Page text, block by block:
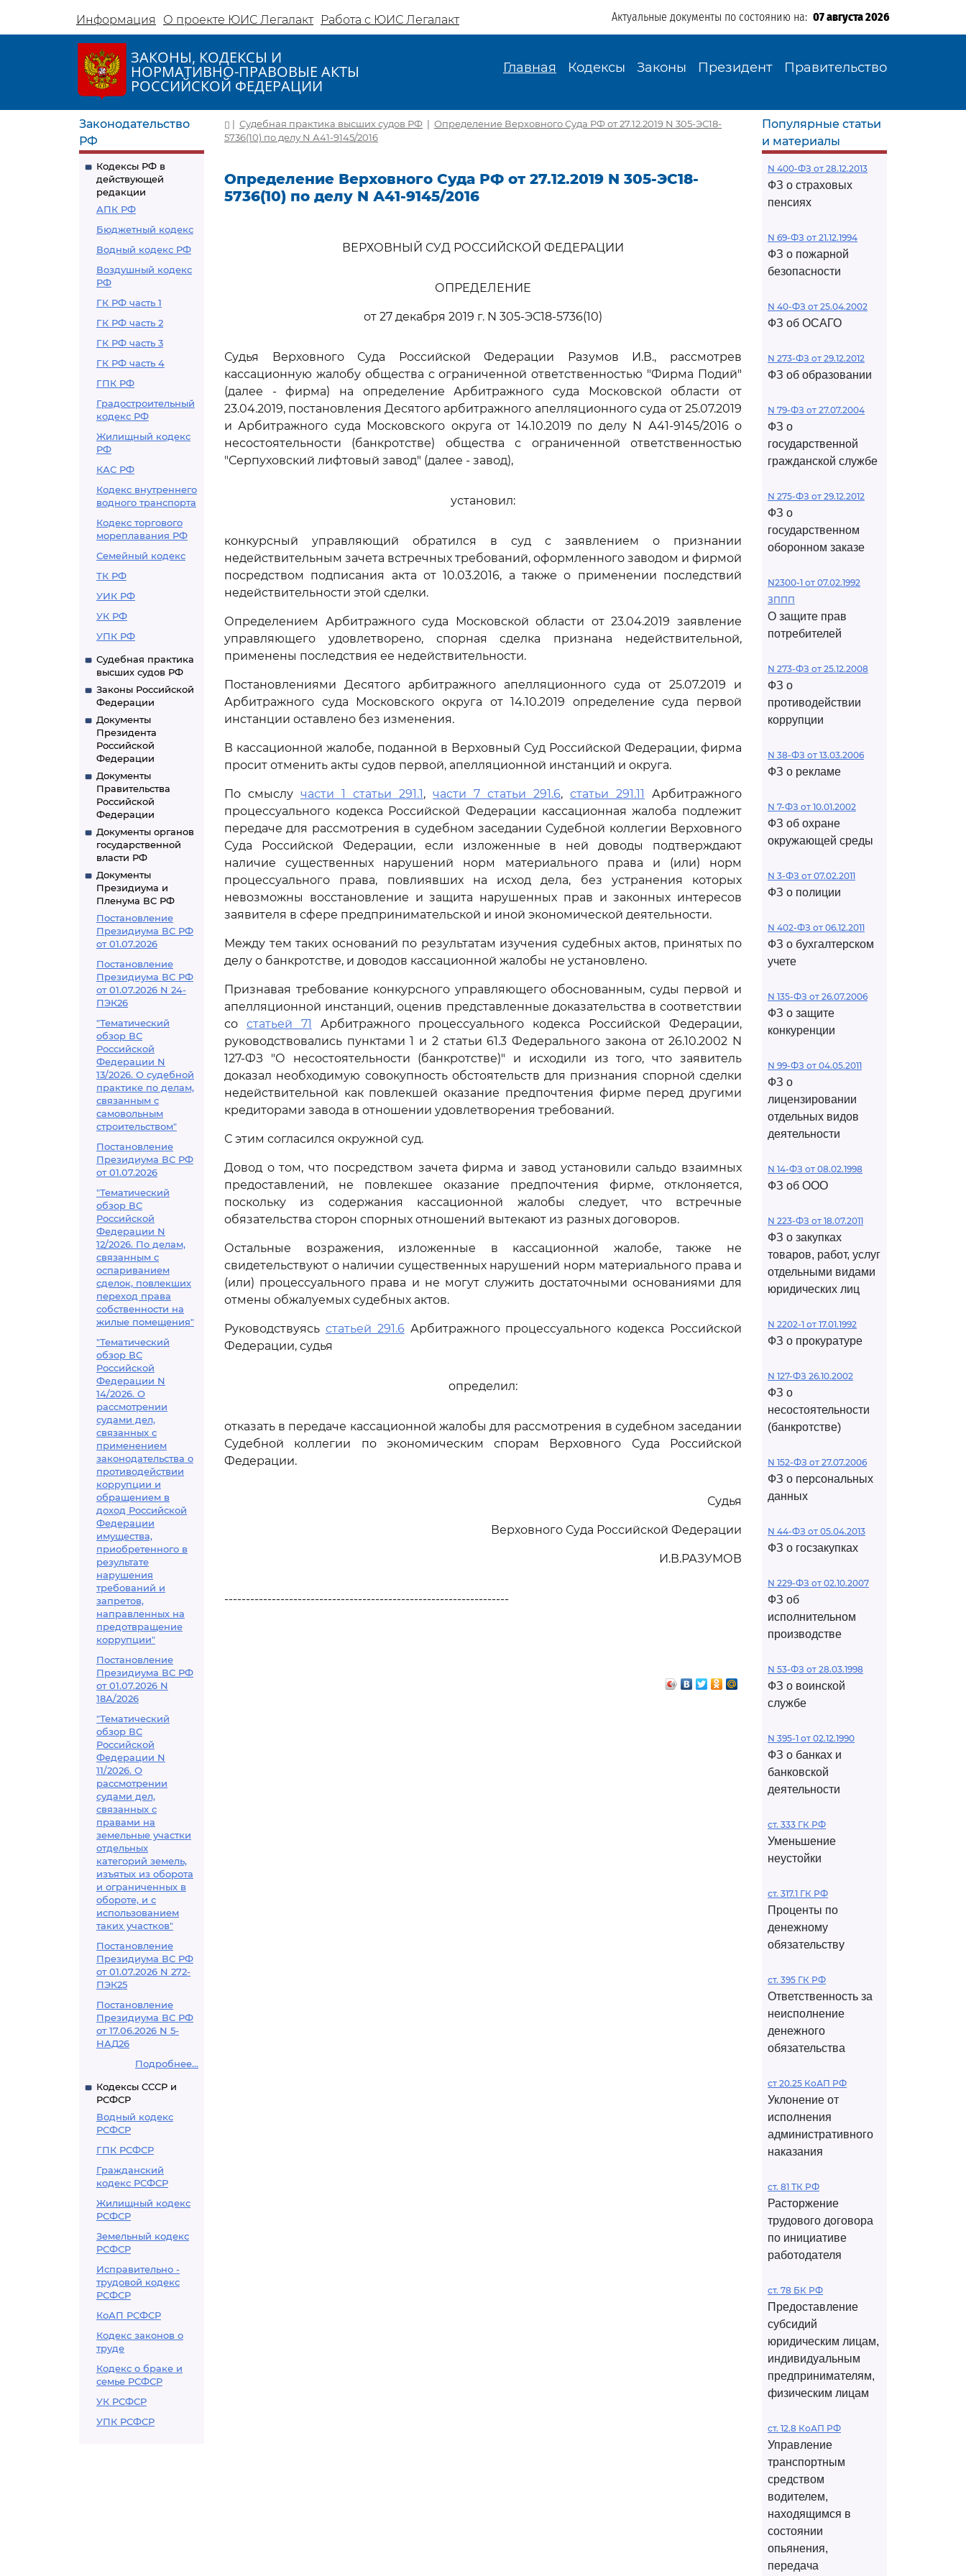
Информация О проекте ЮИС Легалакт Работа с ЮИС Легалакт Актуальные документы по состоянию на: 07 августа 2026
ЗАКОНЫ, КОДЕКСЫ И
НОРМАТИВНО-ПРАВОВЫЕ АКТЫ
РОССИЙСКОЙ ФЕДЕРАЦИИ
Главная Кодексы Законы Президент Правительство
Законодательство
РФ
Кодексы РФ в
действующей
редакции
АПК РФ
Бюджетный кодекс
Водный кодекс РФ
Воздушный кодекс
РФ
ГК РФ часть 1
ГК РФ часть 2
ГК РФ часть 3
ГК РФ часть 4
ГПК РФ
Градостроительный
кодекс РФ
Жилищный кодекс
РФ
КАС РФ
Кодекс внутреннего
водного транспорта
Кодекс торгового
мореплавания РФ
Семейный кодекс
ТК РФ
УИК РФ
УК РФ
УПК РФ
Судебная практика
высших судов РФ
Законы Российской
Федерации
Документы
Президента
Российской
Федерации
Документы
Правительства
Российской
Федерации
Документы органов
государственной
власти РФ
Документы
Президиума и
Пленума ВС РФ
Постановление
Президиума ВС РФ
от 01.07.2026
Постановление
Президиума ВС РФ
от 01.07.2026 N 24-
ПЭК26
"Тематический
обзор ВС
Российской
Федерации N
13/2026. О судебной
практике по делам,
связанным с
самовольным
строительством"
Постановление
Президиума ВС РФ
от 01.07.2026
"Тематический
обзор ВС
Российской
Федерации N
12/2026. По делам,
связанным с
оспариванием
сделок, повлекших
переход права
собственности на
жилые помещения"
"Тематический
обзор ВС
Российской
Федерации N
14/2026. О
рассмотрении
судами дел,
связанных с
применением
законодательства о
противодействии
коррупции и
обращением в
доход Российской
Федерации
имущества,
приобретенного в
результате
нарушения
требований и
запретов,
направленных на
предотвращение
коррупции"
Постановление
Президиума ВС РФ
от 01.07.2026 N
18А/2026
"Тематический
обзор ВС
Российской
Федерации N
11/2026. О
рассмотрении
судами дел,
связанных с
правами на
земельные участки
отдельных
категорий земель,
изъятых из оборота
и ограниченных в
обороте, и с
использованием
таких участков"
Постановление
Президиума ВС РФ
от 01.07.2026 N 272-
ПЭК25
Постановление
Президиума ВС РФ
от 17.06.2026 N 5-
НАД26
Подробнее...
Кодексы СССР и
РСФСР
Водный кодекс
РСФСР
ГПК РСФСР
Гражданский
кодекс РСФСР
Жилищный кодекс
РСФСР
Земельный кодекс
РСФСР
Исправительно -
трудовой кодекс
РСФСР
КоАП РСФСР
Кодекс законов о
труде
Кодекс о браке и
семье РСФСР
УК РСФСР
УПК РСФСР
| Судебная практика высших судов РФ | Определение Верховного Суда РФ от 27.12.2019 N 305-ЭС18-
5736(10) по делу N А41-9145/2016
Определение Верховного Суда РФ от 27.12.2019 N 305-ЭС18-
5736(10) по делу N А41-9145/2016
ВЕРХОВНЫЙ СУД РОССИЙСКОЙ ФЕДЕРАЦИИ
ОПРЕДЕЛЕНИЕ
от 27 декабря 2019 г. N 305-ЭС18-5736(10)
Судья Верховного Суда Российской Федерации Разумов И.В., рассмотрев
кассационную жалобу общества с ограниченной ответственностью "Фирма Подий"
(далее - фирма) на определение Арбитражного суда Московской области от
23.04.2019, постановления Десятого арбитражного апелляционного суда от 25.07.2019
и Арбитражного суда Московского округа от 14.10.2019 по делу N А41-9145/2016 о
несостоятельности (банкротстве) общества с ограниченной ответственностью
"Серпуховский лифтовый завод" (далее - завод),
установил:
конкурсный управляющий обратился в суд с заявлением о признании
недействительным зачета встречных требований, оформленного заводом и фирмой
посредством подписания акта от 10.03.2016, а также о применении последствий
недействительности этой сделки.
Определением Арбитражного суда Московской области от 23.04.2019 заявление
управляющего удовлетворено, спорная сделка признана недействительной,
применены последствия ее недействительности.
Постановлениями Десятого арбитражного апелляционного суда от 25.07.2019 и
Арбитражного суда Московского округа от 14.10.2019 определение суда первой
инстанции оставлено без изменения.
В кассационной жалобе, поданной в Верховный Суд Российской Федерации, фирма
просит отменить акты судов первой, апелляционной инстанций и округа.
По смыслу части 1 статьи 291.1, части 7 статьи 291.6, статьи 291.11
Арбитражного
процессуального кодекса Российской Федерации кассационная жалоба подлежит
передаче для рассмотрения в судебном заседании Судебной коллегии Верховного
Суда Российской Федерации, если изложенные в ней доводы подтверждают
наличие существенных нарушений норм материального права и (или) норм
процессуального права, повлиявших на исход дела, без устранения которых
невозможны восстановление и защита нарушенных прав и законных интересов
заявителя в сфере предпринимательской и иной экономической деятельности.
Между тем таких оснований по результатам изучения судебных актов, принятых по
делу о банкротстве, и доводов кассационной жалобы не установлено.
Признавая требование конкурсного управляющего обоснованным, суды первой и
апелляционной инстанций, оценив представленные доказательства в соответствии
со статьей 71 Арбитражного процессуального кодекса Российской Федерации,
руководствовались пунктами 1 и 2 статьи 61.3 Федерального закона от 26.10.2002 N
127-ФЗ "О несостоятельности (банкротстве)" и исходили из того, что заявитель
доказал необходимую совокупность обстоятельств для признания спорной сделки
недействительной как повлекшей оказание предпочтения фирме перед другими
кредиторами завода в отношении удовлетворения требований.
С этим согласился окружной суд.
Довод о том, что посредством зачета фирма и завод установили сальдо взаимных
предоставлений, не повлекшее оказание предпочтения фирме, отклоняется,
поскольку из содержания кассационной жалобы следует, что встречные
обязательства сторон спорных отношений вытекают из разных договоров.
Остальные возражения, изложенные в кассационной жалобе, также не
свидетельствуют о наличии существенных нарушений норм материального права и
(или) процессуального права и не могут служить достаточными основаниями для
отмены обжалуемых судебных актов.
Руководствуясь статьей 291.6Арбитражного процессуального кодекса Российской
Федерации, судья
определил:
отказать в передаче кассационной жалобы для рассмотрения в судебном заседании
Судебной коллегии по экономическим спорам Верховного Суда Российской
Федерации.
Судья
Верховного Суда Российской Федерации
И.В.РАЗУМОВ
------------------------------------------------------------------
Популярные статьи
и материалы
N 400-ФЗ от 28.12.2013
ФЗ о страховых
пенсиях
N 69-ФЗ от 21.12.1994
ФЗ о пожарной
безопасности
N 40-ФЗ от 25.04.2002
ФЗ об ОСАГО
N 273-ФЗ от 29.12.2012
ФЗ об образовании
N 79-ФЗ от 27.07.2004
ФЗ о
государственной
гражданской службе
N 275-ФЗ от 29.12.2012
ФЗ о
государственном
оборонном заказе
N2300-1 от 07.02.1992
ЗППП
О защите прав
потребителей
N 273-ФЗ от 25.12.2008
ФЗ о
противодействии
коррупции
N 38-ФЗ от 13.03.2006
ФЗ о рекламе
N 7-ФЗ от 10.01.2002
ФЗ об охране
окружающей среды
N 3-ФЗ от 07.02.2011
ФЗ о полиции
N 402-ФЗ от 06.12.2011
ФЗ о бухгалтерском
учете
N 135-ФЗ от 26.07.2006
ФЗ о защите
конкуренции
N 99-ФЗ от 04.05.2011
ФЗ о
лицензировании
отдельных видов
деятельности
N 14-ФЗ от 08.02.1998
ФЗ об ООО
N 223-ФЗ от 18.07.2011
ФЗ о закупках
товаров, работ, услуг
отдельными видами
юридических лиц
N 2202-1 от 17.01.1992
ФЗ о прокуратуре
N 127-ФЗ 26.10.2002
ФЗ о
несостоятельности
(банкротстве)
N 152-ФЗ от 27.07.2006
ФЗ о персональных
данных
N 44-ФЗ от 05.04.2013
ФЗ о госзакупках
N 229-ФЗ от 02.10.2007
ФЗ об
исполнительном
производстве
N 53-ФЗ от 28.03.1998
ФЗ о воинской
службе
N 395-1 от 02.12.1990
ФЗ о банках и
банковской
деятельности
ст. 333 ГК РФ
Уменьшение
неустойки
ст. 317.1 ГК РФ
Проценты по
денежному
обязательству
ст. 395 ГК РФ
Ответственность за
неисполнение
денежного
обязательства
ст 20.25 КоАП РФ
Уклонение от
исполнения
административного
наказания
ст. 81 ТК РФ
Расторжение
трудового договора
по инициативе
работодателя
ст. 78 БК РФ
Предоставление
субсидий
юридическим лицам,
индивидуальным
предпринимателям,
физическим лицам
ст. 12.8 КоАП РФ
Управление
транспортным
средством
водителем,
находящимся в
состоянии
опьянения,
передача